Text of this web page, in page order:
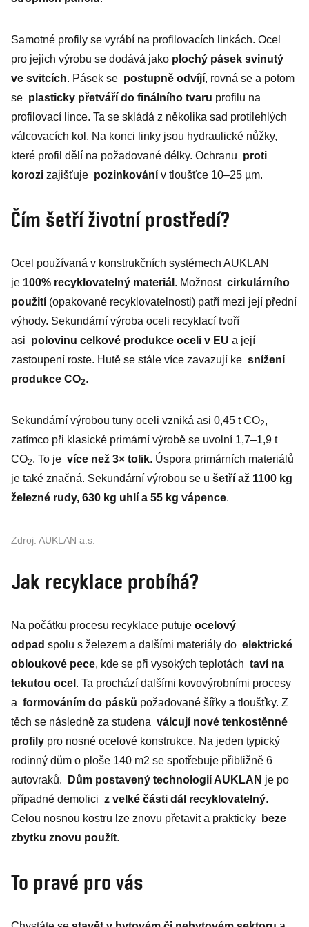
Samotné profily se vyrábí na profilovacích linkách. Ocel
pro jejich výrobu se dodává jako plochý pásek svinutý
ve svitcích. Pásek se postupně odvíjí, rovná se a potom
se plasticky přetváří do finálního tvaru profilu na
profilovací lince. Ta se skládá z několika sad protilehlých
válcovacích kol. Na konci linky jsou hydraulické nůžky,
které profil dělí na požadované délky. Ochranu proti
korozi zajišťuje pozinkování v tloušťce 10–25 µm.
Čím šetří životní prostředí?
Ocel používaná v konstrukčních systémech AUKLAN
je 100% recyklovatelný materiál . Možnost cirkulárního
použití (opakované recyklovatelnosti) patří mezi její přední
výhody. Sekundární výroba oceli recyklací tvoří
asi polovinu celkové produkce oceli v EU a její
zastoupení roste. Hutě se stále více zavazují ke snížení
produkce CO2.
Sekundární výrobou tuny oceli vzniká asi 0,45 t CO2,
zatímco při klasické primární výrobě se uvolní 1,7–1,9 t
CO2. To je více než 3× tolik. Úspora primárních materiálů
je také značná. Sekundární výrobou se u šetří až 1100 kg
železné rudy, 630 kg uhlí a 55 kg vápence.
Zdroj: AUKLAN a.s.
Jak recyklace probíhá?
Na počátku procesu recyklace putuje ocelový
odpad spolu s železem a dalšími materiály do elektrické
obloukové pece, kde se při vysokých teplotách taví na
tekutou ocel . Ta prochází dalšími kovovýrobními procesy
a formováním do pásků požadované šířky a tloušťky. Z
těch se následně za studena válcují nové tenkostěnné
profily pro nosné ocelové konstrukce. Na jeden typický
rodinný dům o ploše 140 m2 se spotřebuje přibližně 6
autovraků.
Dům postavený technologií AUKLAN je po
případné demolici z velké části dál recyklovatelný.
Celou nosnou kostru lze znovu přetavit a prakticky
beze
zbytku znovu použít.
To pravé pro vás